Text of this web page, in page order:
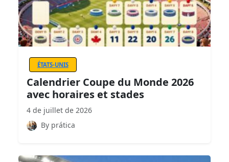
ÉTATS-UNIS
Calendrier Coupe du Monde 2026
avec horaires et stades
4 de juillet de 2026
By prática